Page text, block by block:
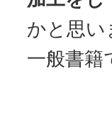
かと思い
一般書籍